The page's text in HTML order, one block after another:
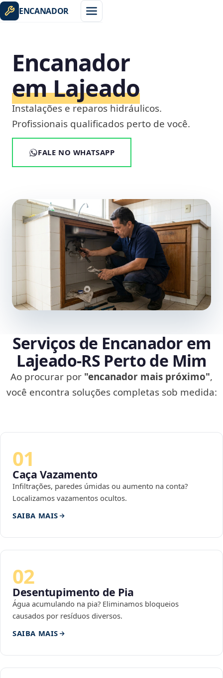
ENCANADOR
Encanador
em Lajeado
Instalações e reparos hidráulicos.
Profissionais qualificados perto de você.
FALE NO WHATSAPP
Serviços de Encanador em
Lajeado‑RS Perto de Mim
Ao procurar por "encanador mais próximo",
você encontra soluções completas sob medida:
01
Caça Vazamento
Infiltrações, paredes úmidas ou aumento na conta?
Localizamos vazamentos ocultos.
SAIBA MAIS
02
Desentupimento de Pia
Água acumulando na pia? Eliminamos bloqueios
causados por resíduos diversos.
SAIBA MAIS